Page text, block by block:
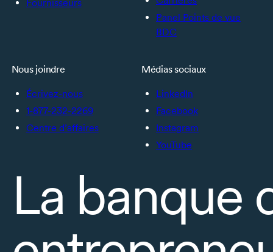
Fournisseurs
Panel Points de vue
BDC
Nous joindre
Écrivez-nous
1-877-232-2269
Centre d’affaires
Médias sociaux
LinkedIn
Facebook
Instagram
YouTube
La banque